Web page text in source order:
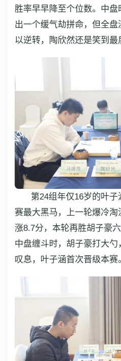
胜率早早降至个位数。中
出一个缓气劫拼命，但全
以逆转，陶欣然还是笑到最
第24组年仅16岁的叶
赛最大黑马，上一轮爆冷
涨8.7分，本轮再胜胡子豪
中盘缠斗时，胡子豪打大
叹息，叶子涵首次晋级本赛